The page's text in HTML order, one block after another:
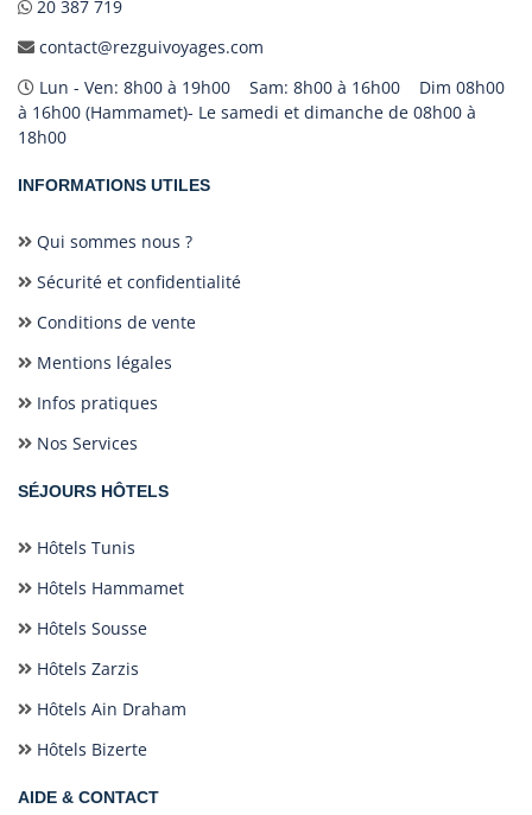
20 387 719
contact@rezguivoyages.com
Lun - Ven: 8h00 à 19h00 Sam: 8h00 à 16h00 Dim 08h00
à 16h00 (Hammamet)- Le samedi et dimanche de 08h00 à
18h00
INFORMATIONS UTILES
Qui sommes nous ?
Sécurité et confidentialité
Conditions de vente
Mentions légales
Infos pratiques
Nos Services
SÉJOURS HÔTELS
Hôtels Tunis
Hôtels Hammamet
Hôtels Sousse
Hôtels Zarzis
Hôtels Ain Draham
Hôtels Bizerte
AIDE & CONTACT